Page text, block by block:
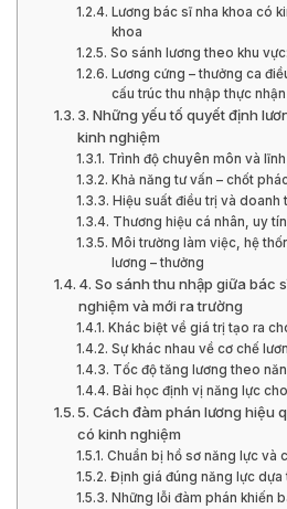
Lương bác sĩ nha khoa có
khoa
So sánh lương theo khu
Lương cứng – thưởng ca
cấu trúc thu nhập thực nhận
3. Những yếu tố quyết định
kinh nghiệm
Trình độ chuyên môn và
Khả năng tư vấn – chốt
Hiệu suất điều trị và doanh
Thương hiệu cá nhân, uy
Môi trường làm việc, hệ
lương – thưởng
4. So sánh thu nhập giữa bác
nghiệm và mới ra trường
Khác biệt về giá trị tạo ra
Sự khác nhau về cơ chế
Tốc độ tăng lương theo
Bài học định vị năng lực
5. Cách đàm phán lương hiệu
có kinh nghiệm
Chuẩn bị hồ sơ năng lực và
Định giá đúng năng lực dựa
Những lỗi đàm phán khiến